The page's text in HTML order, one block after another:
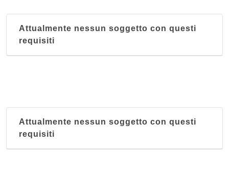
Attualmente nessun soggetto con questi
requisiti
Attualmente nessun soggetto con questi
requisiti